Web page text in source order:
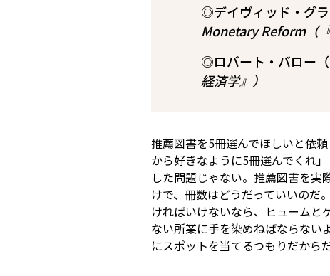
◎デイヴィッド・グ
Monetary Reform（
◎ロバート・バロー
経済学』）
推薦図書を5冊選んでほしいと依
から好きなように5冊選んでくれ
した問題じゃない。推薦図書を実
けで、冊数はどうだっていいのだ
ければいけないなら、ヒュームと
ない所業に手を染めねばならない
にスポットを当てるつもりだからだ